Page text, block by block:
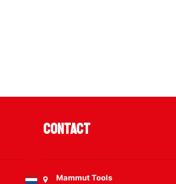
Contact
Mammut Tools